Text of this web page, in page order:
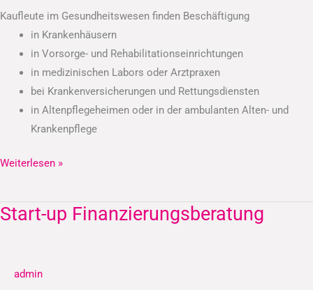
Kaufleute im Gesundheitswesen finden Beschäftigung
in Krankenhäusern
in Vorsorge- und Rehabilitationseinrichtungen
in medizinischen Labors oder Arztpraxen
bei Krankenversicherungen und Rettungsdiensten
in Altenpflegeheimen oder in der ambulanten Alten- und
Krankenpflege
Weiterlesen »
Start-up Finanzierungsberatung
admin
Start-